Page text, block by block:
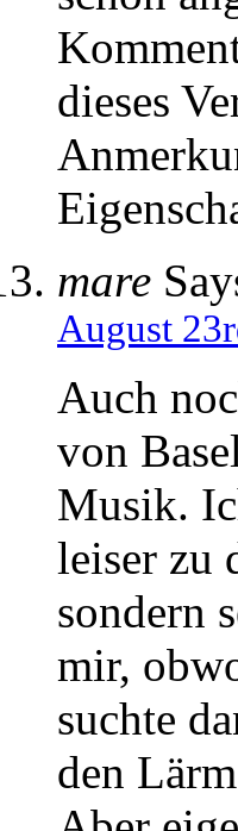
dieses
mare
August
Auch
von
Musik.
leiser zu
sondern
mir,
suchte
den